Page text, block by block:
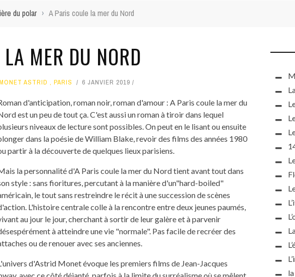
du polar › A Paris coule la mer du Nord
MER DU NORD
ASTRID , PARIS 6 JANVIER 2019
d'anticipation, roman noir, roman d'amour : A Paris coule la mer du
est un peu de tout ça. C'est aussi un roman à tiroir dans lequel
niveaux de lecture sont possibles. On peut en le lisant ou ensuite
dans la poésie de William Blake, revoir des films des années 1980
partir à la découverte de quelques lieux parisiens.
la personnalité d'A Paris coule la mer du Nord tient avant tout dans
style : sans fioritures, percutant à la manière d'un"hard-boiled"
le tout sans restreindre le récit à une succession de scènes
L'histoire centrale colle à la rencontre entre deux jeunes paumés,
au jour le jour, cherchant à sortir de leur galère et à parvenir
à atteindre une vie "normale". Pas facile de recréer des
ou de renouer avec ses anciennes.
d'Astrid Monet évoque les premiers films de Jean-Jacques